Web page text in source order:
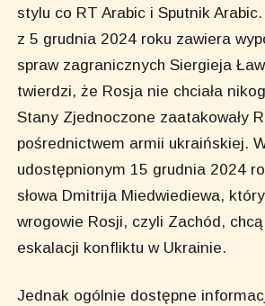
stylu co RT Arabic i Sputnik
z 5 grudnia 2024 roku zawiera
spraw zagranicznych Siergieja
twierdzi, że Rosja nie chciała
Stany Zjednoczone zaatakowały
pośrednictwem armii ukraińskiej.
udostępnionym 15 grudnia 2024
słowa Dmitrija Miedwiediewa,
wrogowie Rosji, czyli Zachód,
eskalacji konfliktu w Ukrainie.
Jednak ogólnie dostępne